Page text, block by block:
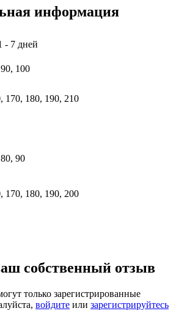
информация
- 7 дней
100
170, 180, 190, 210
90
170, 180, 190, 200
собственный отзыв
только зарегистрированные
войдите или зарегистрируйтесь